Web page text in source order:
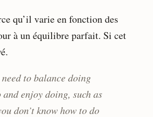
qu’il varie en fonction des
à un équilibre parfait. Si cet
to balance doing
enjoy doing, such as
don’t know how to do